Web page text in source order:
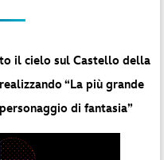
il cielo sul Castello della
“La più grande
di fantasia”